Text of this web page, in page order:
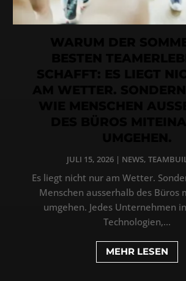
JULI 15, 2026| NEWS,
Es liegt nicht nur am Wetter.
Menschen ausserhalb des Büros
umgehen. Jedes Unternehmen
Technologien,...
MEHR LESEN